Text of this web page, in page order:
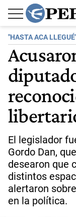
"HASTA ACA
El legislador
Gordo Dan,
desearon que
distintos
alertaron
en la política.